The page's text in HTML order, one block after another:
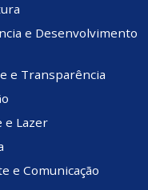
e Desenvolvimento
e Transparência
e Lazer
e Comunicação